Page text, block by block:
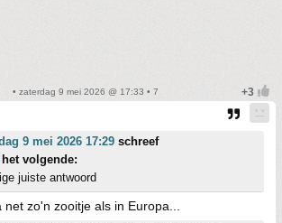
• zaterdag 9 mei 2026 @ 17:33 • 7
9 mei 2026 17:29 schreef
volgende:
juiste antwoord
zo'n zooitje als in Europa...